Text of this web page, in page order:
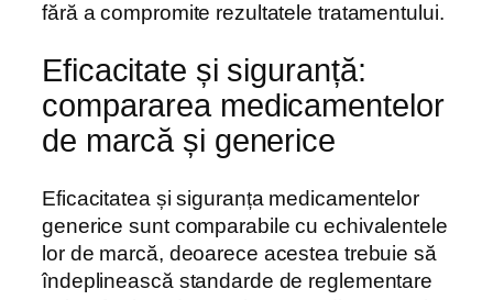
fără a compromite rezultatele tratamentului.
Eficacitate și siguranță:
compararea medicamentelor
de marcă și generice
Eficacitatea și siguranța medicamentelor
generice sunt comparabile cu echivalentele
lor de marcă, deoarece acestea trebuie să
îndeplinească standarde de reglementare